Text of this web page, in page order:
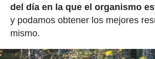
del día en la que el organismo
y podamos obtener los mejores
mismo.